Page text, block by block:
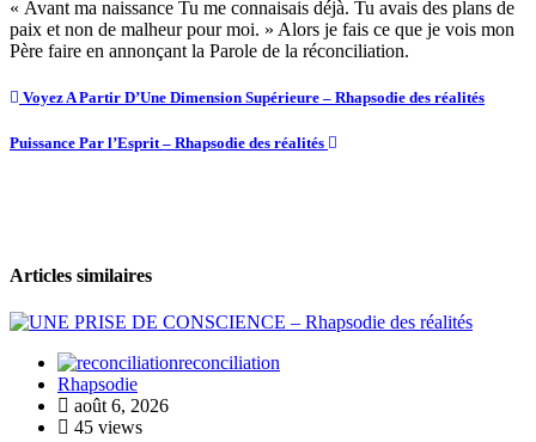
« Avant ma naissance Tu me connaisais déjà. Tu avais des plans de
paix et non de malheur pour moi. » Alors je fais ce que je vois mon
Père faire en annonçant la Parole de la réconciliation.
Voyez A Partir D’Une Dimension Supérieure – Rhapsodie des réalités
Puissance Par l’Esprit – Rhapsodie des réalités
Articles similaires
reconciliation
Rhapsodie
août 6, 2026
45 views